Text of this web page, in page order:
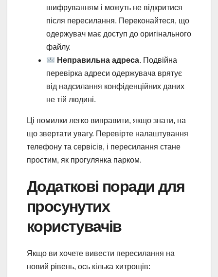
шифруванням і можуть не відкритися
після пересилання. Переконайтеся, що
одержувач має доступ до оригінального
файлу.
Неправильна адреса. Подвійна
перевірка адреси одержувача врятує
від надсилання конфіденційних даних
не тій людині.
Ці помилки легко виправити, якщо знати, на
що звертати увагу. Перевірте налаштування
телефону та сервісів, і пересилання стане
простим, як прогулянка парком.
Додаткові поради для
просунутих
користувачів
Якщо ви хочете вивести пересилання на
новий рівень, ось кілька хитрощів: